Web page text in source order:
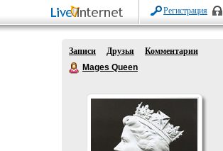
Регистрация
Записи Друзья
Комментарии
Mages Queen